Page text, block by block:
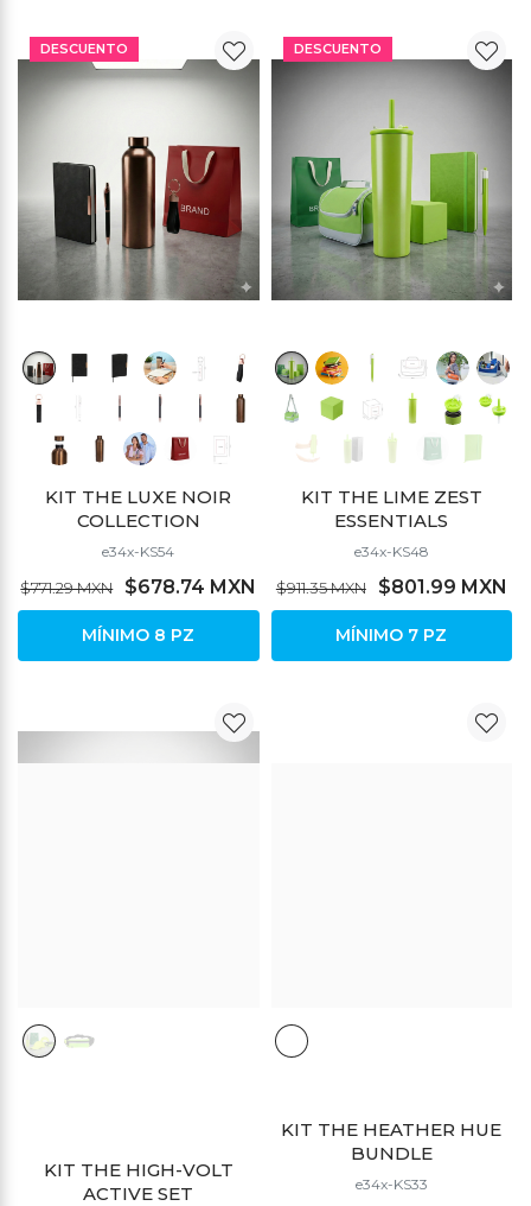
DESCUENTO
KIT THE LUXE NOIR
COLLECTION
e34x-KS54
$771.29 MXN $678.74 MXN
MÍNIMO 8 PZ
DESCUENTO
KIT THE LIME ZEST
ESSENTIALS
e34x-KS48
$911.35 MXN $801.99 MXN
MÍNIMO 7 PZ
KIT THE HIGH-VOLT
ACTIVE SET
KIT THE HEATHER HUE
BUNDLE
e34x-KS33